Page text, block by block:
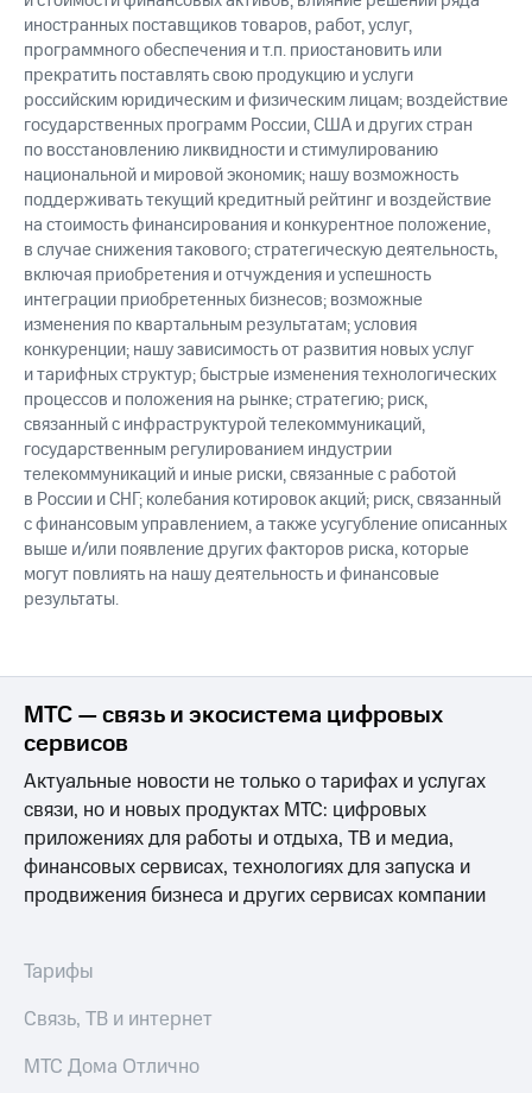
иностранных поставщиков товаров, работ, услуг,
программного обеспечения и т.п. приостановить или
прекратить поставлять свою продукцию и услуги
российским юридическим и физическим лицам; воздействие
государственных программ России, США и других стран
по восстановлению ликвидности и стимулированию
национальной и мировой экономик; нашу возможность
поддерживать текущий кредитный рейтинг и воздействие
на стоимость финансирования и конкурентное положение,
в случае снижения такового; стратегическую деятельность,
включая приобретения и отчуждения и успешность
интеграции приобретенных бизнесов; возможные
изменения по квартальным результатам; условия
конкуренции; нашу зависимость от развития новых услуг
и тарифных структур; быстрые изменения технологических
процессов и положения на рынке; стратегию; риск,
связанный с инфраструктурой телекоммуникаций,
государственным регулированием индустрии
телекоммуникаций и иные риски, связанные с работой
в России и СНГ; колебания котировок акций; риск, связанный
с финансовым управлением, а также усугубление описанных
выше и/или появление других факторов риска, которые
могут повлиять на нашу деятельность и финансовые
результаты.
МТС — связь и экосистема цифровых
сервисов
Актуальные новости не только о тарифах и услугах
связи, но и новых продуктах МТС: цифровых
приложениях для работы и отдыха, ТВ и медиа,
финансовых сервисах, технологиях для запуска и
продвижения бизнеса и других сервисах компании
Тарифы
Связь, ТВ и интернет
МТС Дома Отлично